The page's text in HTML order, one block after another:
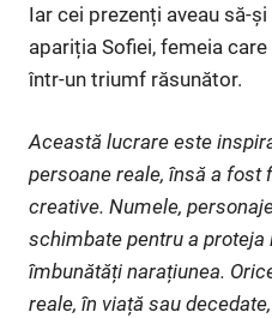
Iar cei prezenți aveau să-
apariția Sofiei, femeia
într-un triumf răsunător.
Această lucrare este
persoane reale, însă a fost
creative. Numele,
schimbate pentru a
îmbunătăți narațiunea.
reale, în viață sau